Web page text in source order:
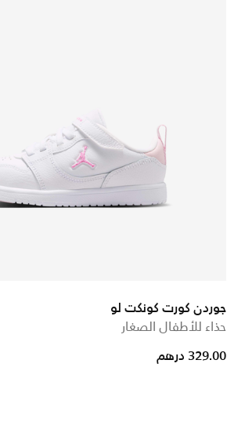
جوردن كورت كونكت لو
حذاء للأطفال الصغار
329.00 درهم